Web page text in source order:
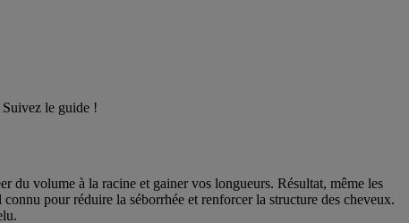
le guide !
du volume à la racine et gainer vos longueurs. Résultat, même les
pour réduire la séborrhée et renforcer la structure des cheveux.